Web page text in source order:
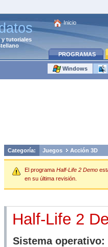
ytutoriales
Inicio
PROGRAMAS
Windows
Categoría: Juegos Acción 3D
El programa Half-Life 2 Demo
en su última revisión.
Half-Life 2
Sistema operativo: